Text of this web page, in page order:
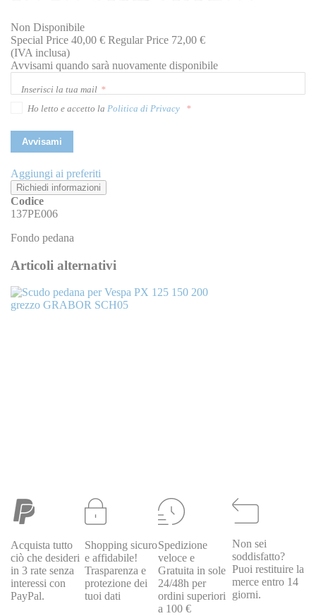
Non Disponibile
Special Price 40,00 € Regular Price 72,00 €
(IVA inclusa)
Avvisami quando sarà nuovamente disponibile
Inserisci la tua mail
Ho letto e accetto la Politica di Privacy
Avvisami
Aggiungi ai preferiti
Richiedi informazioni
Codice
137PE006
Fondo pedana
Articoli alternativi
Grabor
SCH05137SCH05Scudo pedana per Vespa PX 125 150 200
grezzo GRABOR SCH05
Special Price
85,00 € Regular Price 110,00 €
Acquista tutto
ciò che desideri
in 3 rate senza
interessi con
PayPal.
Shopping sicuro
e affidabile!
Trasparenza e
protezione dei
tuoi dati
Spedizione
veloce e
Gratuita in sole
24/48h per
ordini superiori
a 100 €
Non sei
soddisfatto?
Puoi restituire la
merce entro 14
giorni.